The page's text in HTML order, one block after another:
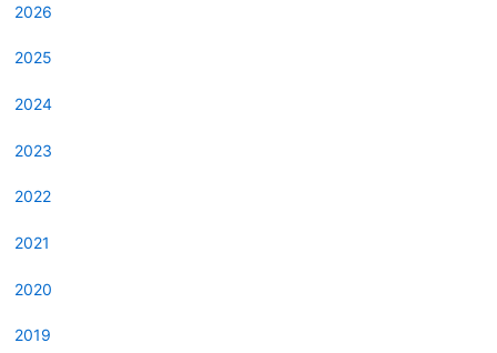
2026
2025
2024
2023
2022
2021
2020
2019